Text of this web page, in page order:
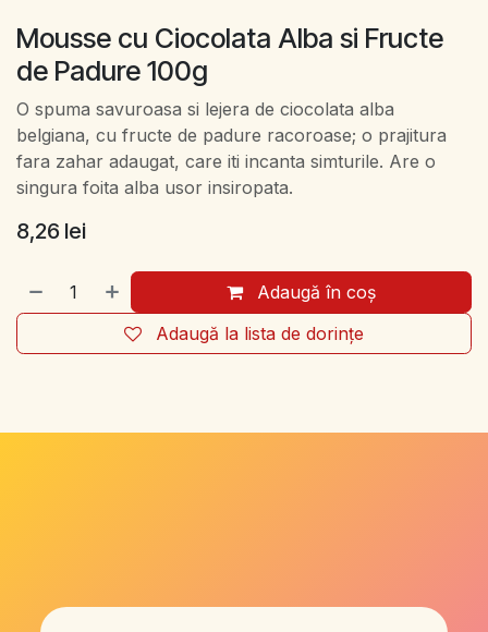
Mousse cu Ciocolata Alba si Fructe
de Padure 100g
O spuma savuroasa si lejera de ciocolata alba
belgiana, cu fructe de padure racoroase; o prajitura
fara zahar adaugat, care iti incanta simturile. Are o
singura foita alba usor insiropata.
8,26 lei
Adaugă în coș
Adaugă la lista de dorințe